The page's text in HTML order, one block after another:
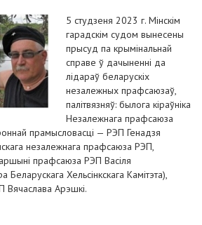
5 студзеня 2023 г. Мінскім
гарадскім судом вынесены
прысуд па крымінальнай
справе ў дачыненні да
лідараў беларускіх
незалежных прафсаюзаў,
палітвязняў: былога кіраўніка
Незалежнага прафсаюза
прамысловасці — РЭП Генадзя
незалежнага прафсаюза РЭП,
прафсаюза РЭП Васіля
Беларускага Хельсінкскага Камітэта),
Вячаслава Арэшкі.